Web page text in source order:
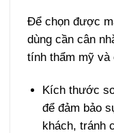
Để chọn được
dùng cần cân
tính thẩm mỹ và
Kích thước
để đảm bảo
khách, tránh